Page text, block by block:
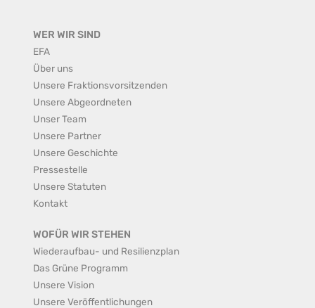
WER WIR SIND
EFA
Über uns
Unsere Fraktionsvorsitzenden
Unsere Abgeordneten
Unser Team
Unsere Partner
Unsere Geschichte
Pressestelle
Unsere Statuten
Kontakt
WOFÜR WIR STEHEN
Wiederaufbau- und Resilienzplan
Das Grüne Programm
Unsere Vision
Unsere Veröffentlichungen